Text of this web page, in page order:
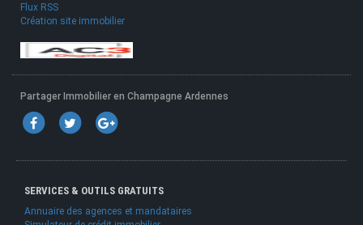
Flux RSS
Création site immobilier
Partager Immobilier en Champagne Ardennes
SERVICES & OUTILS GRATUITS
Annuaire des agences et mandataires